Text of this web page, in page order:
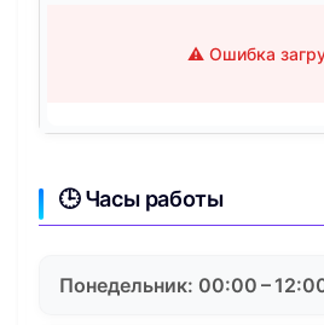
⚠️ Ошибка
🕒 Часы работы
Понедельник: 00:00 –